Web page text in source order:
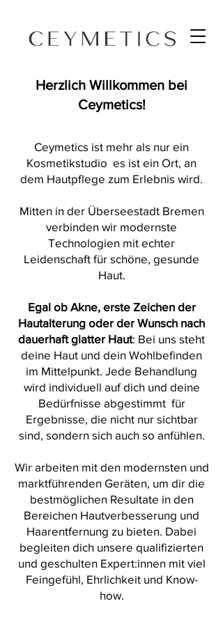
Herzlich Willkommen bei
Ceymetics!
Ceymetics ist mehr als nur ein
Kosmetikstudio es ist ein Ort, an
dem Hautpflege zum Erlebnis wird.
Mitten in der Überseestadt Bremen
verbinden wir modernste
Technologien mit echter
Leidenschaft für schöne, gesunde
Haut.
Egal ob Akne, erste Zeichen der
Hautalterung oder der Wunsch nach
dauerhaft glatter Haut: Bei uns steht
deine Haut und dein Wohlbefinden
im Mittelpunkt. Jede Behandlung
wird individuell auf dich und deine
Bedürfnisse abgestimmt für
Ergebnisse, die nicht nur sichtbar
sind, sondern sich auch so anfühlen.
Wir arbeiten mit den modernsten und
marktführenden Geräten, um dir die
bestmöglichen Resultate in den
Bereichen Hautverbesserung und
Haarentfernung zu bieten. Dabei
begleiten dich unsere qualifizierten
und geschulten Expert:innen mit viel
Feingefühl, Ehrlichkeit und Know-
how.